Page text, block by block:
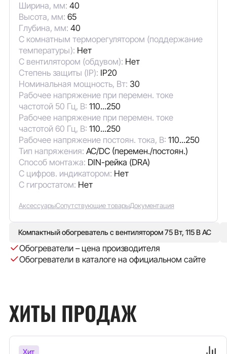
Ширина, мм: 40
Высота, мм: 65
Глубина, мм: 40
С комнатным терморегулятором (поддержание
температуры): Нет
С вентилятором (обдувом): Нет
Степень защиты (IP): IP20
Номинальная мощность, Вт: 30
Рабочее напряжение при перемен. токе
частотой 50 Гц, В: 110...250
Рабочее напряжение при перемен. токе
частотой 60 Гц, В: 110...250
Рабочее напряжение постоян. тока, В: 110...250
Тип напряжения: AC/DC (перемен./постоян.)
Способ монтажа: DIN-рейка (DRA)
С цифров. индикатором: Нет
С гигростатом: Нет
АксессуарыСопутствующие товарыДокументация
Компактный обогреватель с вентилятором 75 Вт, 115 В AC
Обогреватели – цена производителя
Обогреватели в каталоге на официальном сайте
ХИТЫ ПРОДАЖ
Хит